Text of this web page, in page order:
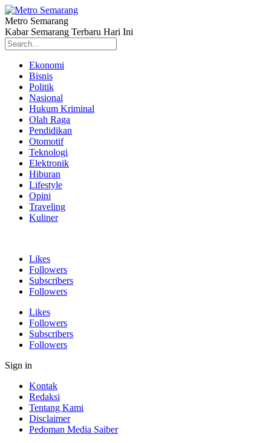
Metro Semarang
Kabar Semarang Terbaru Hari Ini
Ekonomi
Bisnis
Politik
Nasional
Hukum Kriminal
Olah Raga
Pendidikan
Otomotif
Teknologi
Elektronik
Hiburan
Lifestyle
Opini
Traveling
Kuliner
Likes
Followers
Subscribers
Followers
Likes
Followers
Subscribers
Followers
Sign in
Kontak
Redaksi
Tentang Kami
Disclaimer
Pedoman Media Saiber